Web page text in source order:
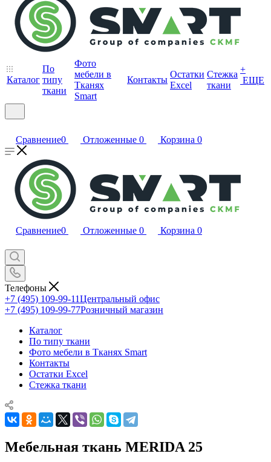
Каталог
По
типу
ткани
Фото
мебели в
Тканях
Smart
Контакты
Остатки
Excel
Стежка
ткани
+
ЕЩЕ
Сравнение0 Отложенные 0 Корзина 0
Сравнение0 Отложенные 0 Корзина 0
Телефоны
+7 (495) 109-99-11Центральный офис
+7 (495) 109-99-77Розничный магазин
Каталог
По типу ткани
Фото мебели в Тканях Smart
Контакты
Остатки Excel
Стежка ткани
Мебельная ткань MERIDA 25